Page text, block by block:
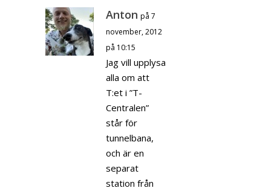
Anton på 7
november, 2012
på 10:15
Jag vill upplysa
alla om att
T:et i ”T-
Centralen”
står för
tunnelbana,
och är en
separat
station från